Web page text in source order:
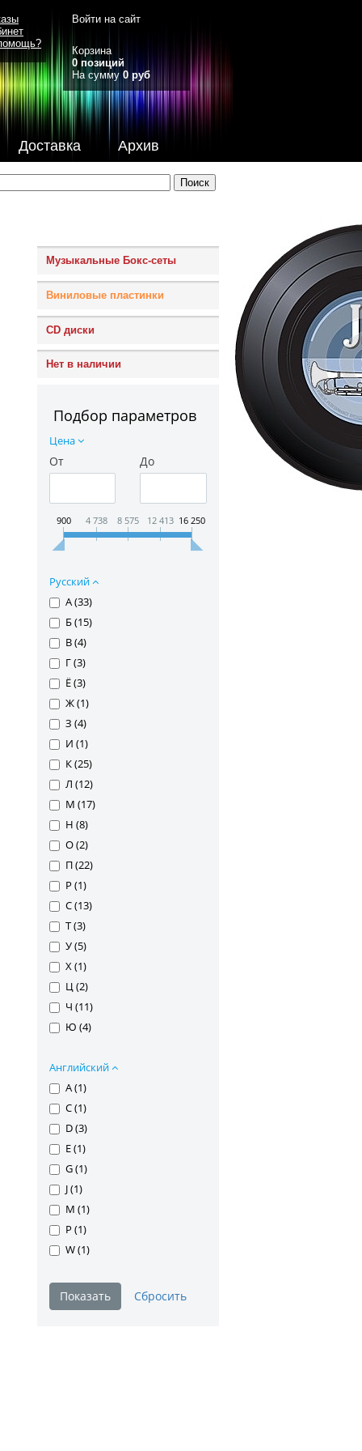
Доставка Архив
Войти на сайт
Корзина
0 позиций
На сумму 0 руб
Музыкальные Бокс-сеты
Виниловые пластинки
CD диски
Нет в наличии
Подбор параметров
Цена
От До
900 4 738 8 575 12 413 16 250
Русский
А (33)
Б (15)
В (4)
Г (3)
Ё (3)
Ж (1)
З (4)
И (1)
К (25)
Л (12)
М (17)
Н (8)
О (2)
П (22)
Р (1)
С (13)
Т (3)
У (5)
Х (1)
Ц (2)
Ч (11)
Ю (4)
Английский
A (1)
C (1)
D (3)
E (1)
G (1)
J (1)
M (1)
P (1)
W (1)